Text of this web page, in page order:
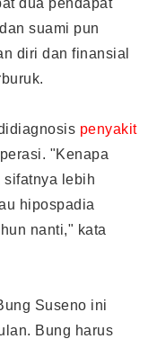
suami pun
diri dan finansial
penyakit
"Kenapa
sifatnya lebih
hipospadia
nanti," kata
Suseno ini
Bung harus